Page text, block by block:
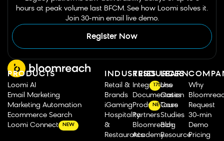
hours at peak volume last BFCM. See how Loomi solves it.
Join 30-min email live demo.
Register Now
PRODUCTS
Loomi AI
Email Marketing
Marketing Automation
Ecommerce Search
Loomi Connect
NEW
INDUSTRIES
Retail &
Brands
iGaming
Hospitality
&
Restaurants
RESOURCES
Integrations
175
Documentation
Product Tours
NEW
Partners
Bloomreach
Academy
LEARN
Use
Cases
Case
Studies
Blog
Resource
Why
Request
30-min
Demo
Pricing